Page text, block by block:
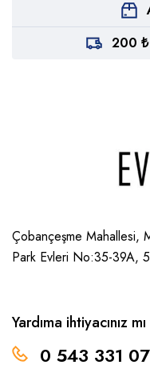
200
Çobançeşme Mahallesi,
Park Evleri No:35-39A,
Yardıma ihtiyacınız
0 543 331